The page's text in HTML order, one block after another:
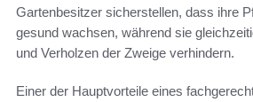
Gartenbesitzer sicherstellen, dass ihre
gesund wachsen, während sie
und Verholzen der Zweige verhindern.
Einer der Hauptvorteile eines